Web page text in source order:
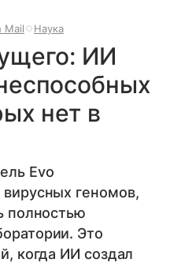
Mail Наука
ИИ
нет в
Evo
геномов,
полностью
Это
когда ИИ создал